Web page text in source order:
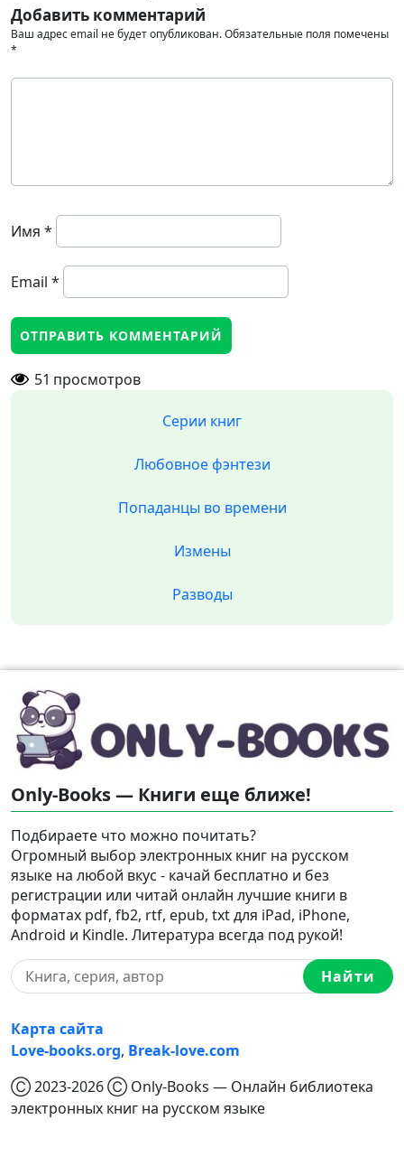
Добавить комментарий
Ваш адрес email не будет опубликован.Обязательные поля помечены
*
Имя *
Email *
51 просмотров
Серии книг
Любовное фэнтези
Попаданцы во времени
Измены
Разводы
Only-Books — Книги еще ближе!
Подбираете что можно почитать?
Огромный выбор электронных книг на русском
языке на любой вкус - качай бесплатно и без
регистрации или читай онлайн лучшие книги в
форматах pdf, fb2, rtf, epub, txt для iPad, iPhone,
Android и Kindle. Литература всегда под рукой!
Найти
Карта сайта
Love-books.org, Break-love.com
Ⓒ 2023-2026 Ⓒ Only-Books — Онлайн библиотека
электронных книг на русском языке